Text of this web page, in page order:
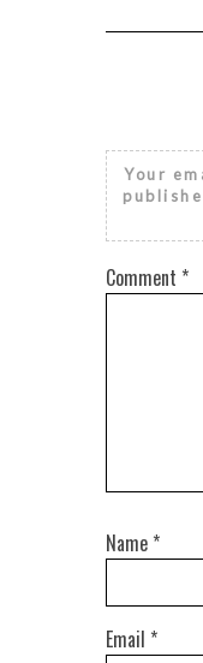
Your
Comment *
Name *
Email *